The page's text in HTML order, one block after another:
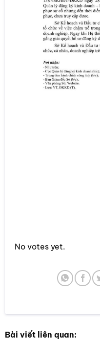
SUBMIT RATING
No votes yet.
Bài viết liên quan: